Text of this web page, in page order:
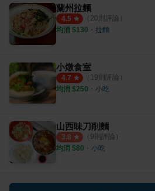
蘭州拉麵
4.5 （ 20則評論）
均消 $130 ・ 拉麵
小燉食室
4.7 （ 19則評論）
均消 $250 ・ 小吃
山西味刀削麵
3.8 （ 9則評論）
均消 $80 ・ 小吃